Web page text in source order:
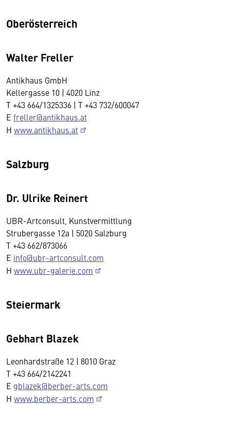
Oberösterreich
Walter Freller
Antikhaus GmbH
Kellergasse 10 | 4020 Linz
T +43 664/1325336 | T +43 732/600047
E freller@antikhaus.at
H www.antikhaus.at
Salzburg
Dr. Ulrike Reinert
UBR-Artconsult, Kunstvermittlung
Strubergasse 12a | 5020 Salzburg
T +43 662/873066
E info@ubr-artconsult.com
H www.ubr-galerie.com
Steiermark
Gebhart Blazek
Leonhardstraße 12 | 8010 Graz
T +43 664/2142241
E gblazek@berber-arts.com
H www.berber-arts.com